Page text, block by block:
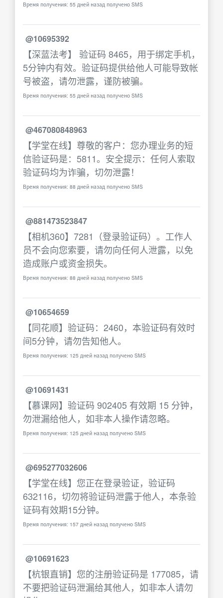
Время получения: 55 дней назад получено SMS
@10695392
【深蓝法考】 验证码 8465，用于绑定手机，
5分钟内有效。验证码提供给他人可能导致帐
号被盗，请勿泄露，谨防被骗。
Время получения: 55 дней назад получено SMS
@467080848963
【学堂在线】尊敬的客户：您办理业务的短
信验证码是：5811。安全提示：任何人索取
验证码均为诈骗，切勿泄露！
Время получения: 88 дней назад получено SMS
@881473523847
【相机360】7281（登录验证码）。工作人
员不会向您索要，请勿向任何人泄露，以免
造成账户或资金损失。
Время получения: 88 дней назад получено SMS
@10654659
【同花顺】验证码：2460，本验证码有效时
间5分钟，请勿告知他人。
Время получения: 125 дней назад получено SMS
@10691431
【慕课网】验证码 902405 有效期 15 分钟，
勿泄漏给他人，如非本人操作请忽略。
Время получения: 125 дней назад получено SMS
@695277032606
【学堂在线】您正在登录验证，验证码
632116，切勿将验证码泄露于他人，本条验
证码有效期15分钟。
Время получения: 157 дней назад получено SMS
@10691623
【杭银直销】您的注册验证码是 177085，请
不要把验证码泄漏给其他人，如非本人请勿